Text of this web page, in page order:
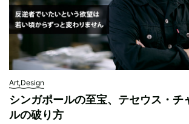
Art,Design
シンガポールの至宝、テセウス・チ
ルの破り方